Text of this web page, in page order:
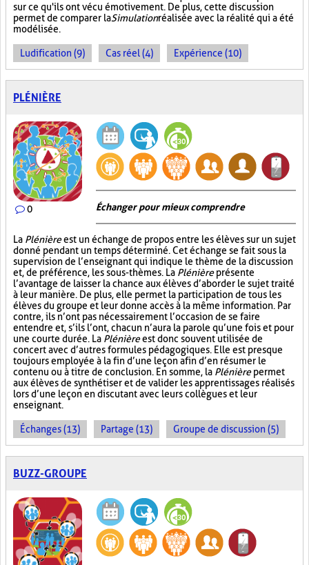
sur ce qu'ils ont vécu émotivement. De plus, cette discussion
permet de comparer laSimulationréalisée avec la réalité qui a été
modélisée.
Ludification (9) Cas réel (4) Expérience (10)
PLÉNIÈRE
0 Échanger pour mieux comprendre
La Plénièreest un échange de propos entre les élèves sur un sujet
donné pendant un temps déterminé. Cet échange se fait sous la
supervision de l’enseignant qui indique le thème de la discussion
et, de préférence, les sous-thèmes. La Plénièreprésente
l’avantage de laisser la chance aux élèves d’aborder le sujet traité
à leur manière. De plus, elle permet la participation de tous les
élèves du groupe et leur donne accès à la même information. Par
contre, ils n’ont pas nécessairement l’occasion de se faire
entendre et, s’ils l’ont, chacun n’aura la parole qu’une fois et pour
une courte durée. La Plénièreest donc souvent utilisée de
concert avec d’autres formules pédagogiques. Elle est presque
toujours employée à la fin d’une leçon afin d’en résumer le
contenu ou à titre de conclusion. En somme, la Plénièrepermet
aux élèves de synthétiser et de valider les apprentissages réalisés
lors d’une leçon en discutant avec leurs collègues et leur
enseignant.
Échanges (13) Partage (13) Groupe de discussion (5)
BUZZ-GROUPE